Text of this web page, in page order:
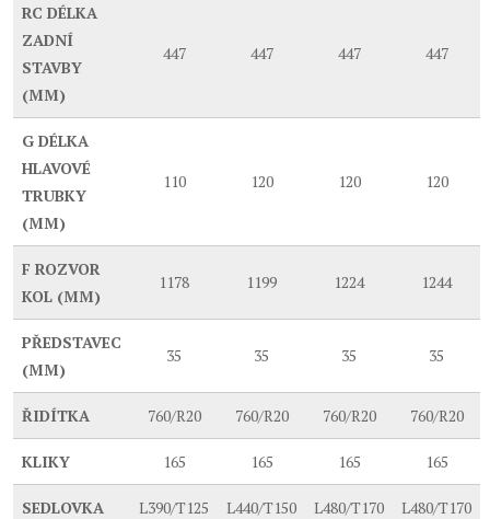
RC DÉLKA
ZADNÍ
STAVBY
(MM)
447 447 447 447
G DÉLKA
HLAVOVÉ
TRUBKY
(MM)
110 120 120 120
F ROZVOR
KOL (MM)
1178 1199 1224 1244
PŘEDSTAVEC
(MM)
35 35 35 35
ŘIDÍTKA 760/R20 760/R20 760/R20 760/R20
KLIKY 165 165 165 165
SEDLOVKA L390/T125 L440/T150 L480/T170 L480/T170